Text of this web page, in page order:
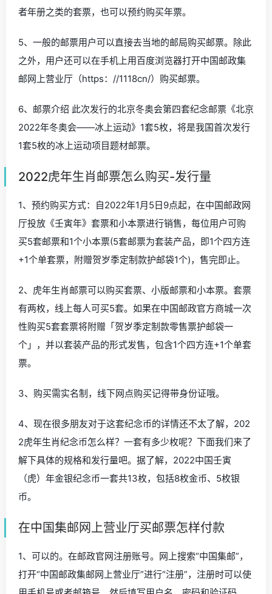
者年册之类的套票，也可以预约购买年票。
5、一般的邮票用户可以直接去当地的邮局购买邮票。除此
之外，用户还可以在手机上用百度浏览器打开中国邮政集
邮网上营业厅（https：//1118cn/）购买邮票。
6、邮票介绍 此次发行的北京冬奥会第四套纪念邮票《北京
2022年冬奥会——冰上运动》1套5枚，将是我国首次发行
1套5枚的冰上运动项目题材邮票。
2022虎年生肖邮票怎么购买-发行量
1、预约购买方式：自2022年1月5日9点起，在中国邮政网
厅投放《壬寅年》套票和小本票进行销售，每位用户可购
买5套邮票和1个小本票(5套邮票为套装产品，即1个四方连
+1个单套票，附赠贺岁季定制款护邮袋1个)，售完即止。
2、虎年生肖邮票可以购买套票、小版邮票和小本票。套票
有两枚，线上每人可买5套。如果在中国邮政官方商城一次
性购买5套套票将附赠「贺岁季定制款零售票护邮袋一
个」，并以套装产品的形式发售，包含1个四方连+1个单套
票。
3、购买需实名制，线下网点购买记得带身份证哦。
4、现在很多朋友对于这套纪念币的详情还不太了解，202
2虎年生肖纪念币怎么样？一套有多少枚呢？下面我们来了
解下具体的规格和发行量吧。据了解，2022中国壬寅
（虎）年金银纪念币一套共13枚，包括8枚金币、5枚银
币。
在中国集邮网上营业厅买邮票怎样付款
1、可以的。在邮政官网注册账号。网上搜索“中国集邮”，
打开“中国邮政集邮网上营业厅”进行“注册”，注册时可以使